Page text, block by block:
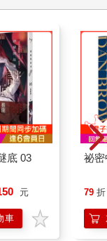
底 03
元
車
祕
79 折